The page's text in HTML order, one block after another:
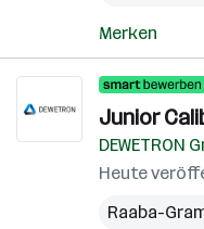
Merken
Junior
DEWETRON
Heute
Raaba-